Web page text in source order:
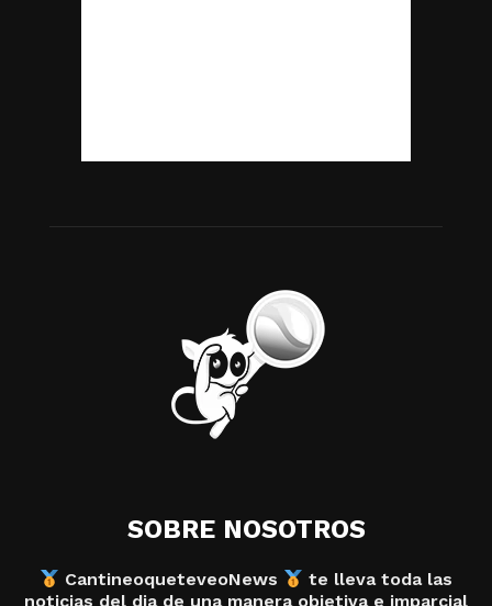
SOBRE NOSOTROS
CantineoqueteveoNews
te lleva toda las
noticias del dia de una manera objetiva e imparcial